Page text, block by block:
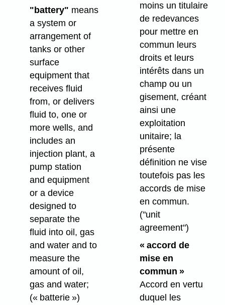
"battery" means
a system or
arrangement of
tanks or other
surface
equipment that
receives fluid
from, or delivers
fluid to, one or
more wells, and
includes an
injection plant, a
pump station
and equipment
or a device
designed to
separate the
fluid into oil, gas
and water and to
measure the
amount of oil,
gas and water;
(« batterie »)
moins un titulaire
de redevances
pour mettre en
commun leurs
droits et leurs
intérêts dans un
champ ou un
gisement, créant
ainsi une
exploitation
unitaire; la
présente
définition ne vise
toutefois pas les
accords de mise
en commun.
("unit
agreement")
« accord de
mise en
commun »
Accord en vertu
duquel les